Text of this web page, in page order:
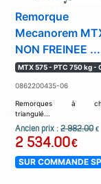
Remorque
Mecanorem
NON FREINEE
MTX 575 - PTC 750 kg -
0862200435-06
Remorques à
triangulé...
Ancien prix : 2 982.00 €
2 534.00€
SUR COMMANDE